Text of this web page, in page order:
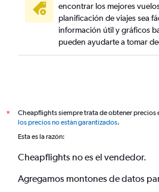
encontrar los mejores
planificación de viajes sea
información útil y gráficos
pueden ayudarte a tomar
*
Cheapflights siempre trata de obtener precios
los precios no están garantizados.
Esta es la razón:
Cheapflights no es el vendedor.
Agregamos montones de datos